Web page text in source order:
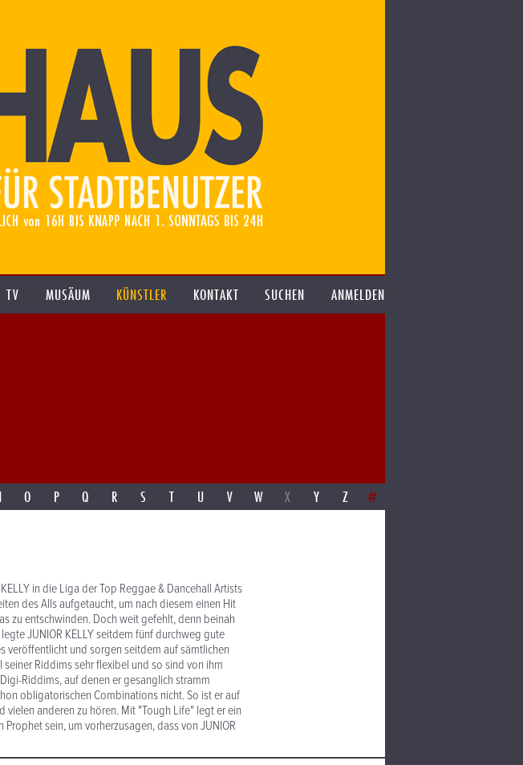
MUSÄUM KÜNSTLER KONTAKT SUCHEN ANMELDEN
O P Q R S T U V W X Y Z #
in die Liga der Top Reggae & Dancehall Artists
des Alls aufgetaucht, um nach diesem einen Hit
zu entschwinden. Doch weit gefehlt, denn beinah
JUNIOR KELLY seitdem fünf durchweg gute
veröffentlicht und sorgen seitdem auf sämtlichen
Riddims sehr flexibel und so sind von ihm
Riddims, auf denen er gesanglich stramm
obligatorischen Combinations nicht. So ist er auf
anderen zu hören. Mit "Tough Life" legt er ein
sein, um vorherzusagen, dass von JUNIOR